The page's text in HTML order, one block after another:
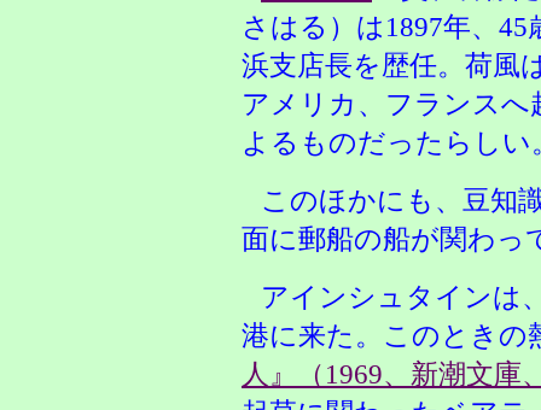
さはる）は1897年、
浜支店長を歴任。荷風
アメリカ、フランスへ
よるものだったらしい
このほかにも、豆知
面に郵船の船が関わっ
アインシュタインは
港に来た。このときの
人』（1969、新潮文庫